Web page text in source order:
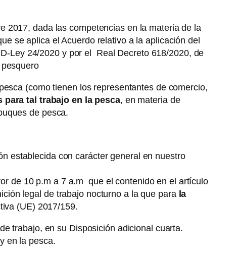
2017, dada las competencias en la materia de la
se aplica el Acuerdo relativo a la aplicación del
Ley 24/2020 y por el Real Decreto 618/2020, de
(como tienen los representantes de comercio,
tal trabajo en la pesca, en materia de
de pesca.
establecida con carácter general en nuestro
de 10 p.m a 7 a.m que el contenido en el artículo
legal de trabajo nocturno a la que para la
(UE) 2017/159.
trabajo, en su Disposición adicional cuarta.
en la pesca.